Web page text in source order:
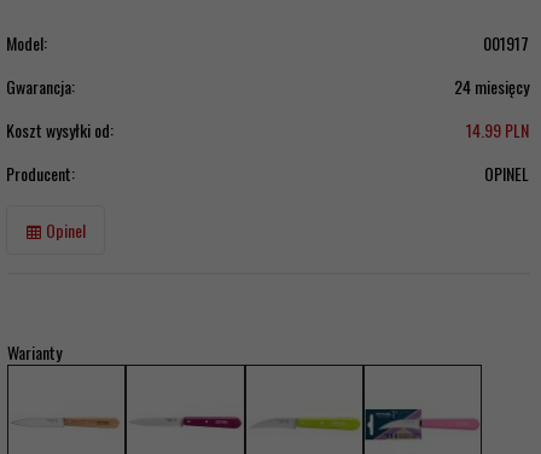
Model:
001917
Gwarancja:
24 miesięcy
Koszt wysyłki od:
14.99 PLN
Producent:
OPINEL
Opinel
Warianty